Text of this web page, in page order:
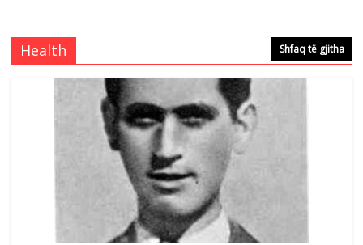
Comments Off
Çlirimtari Mentor Mushkolaj nderohet
me mirenjohje nga Xhevdet Qeriqi Dega
e invalidëve në Fushë Kosovë
August 4, 2026 Comments Off
Sulm , pse të dua ty
August 8, 2026 Comments Off
Health Shfaq të gjitha